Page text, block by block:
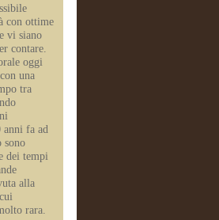
con ottime
vi siano
contare.
oggi
una
tra
fa ad
dei tempi
alla
rara.